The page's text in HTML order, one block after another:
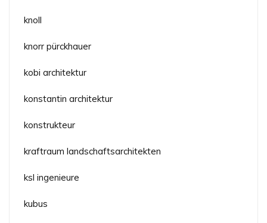
knoll
knorr pürckhauer
kobi architektur
konstantin architektur
konstrukteur
kraftraum landschaftsarchitekten
ksl ingenieure
kubus